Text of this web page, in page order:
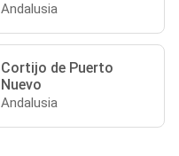
Andalusia
Cortijo de Puerto
Nuevo
Andalusia